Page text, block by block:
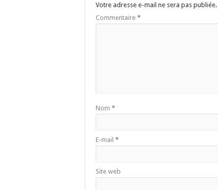
Votre adresse e-mail ne sera pas publiée.
Commentaire *
Nom *
E-mail *
Site web